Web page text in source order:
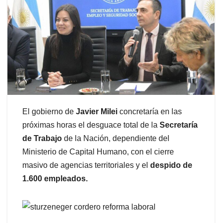
El gobierno de Javier Milei concretaría en las
próximas horas el desguace total de la Secretaría
de Trabajo de la Nación, dependiente del
Ministerio de Capital Humano, con el cierre
masivo de agencias territoriales y el despido de
1.600 empleados.